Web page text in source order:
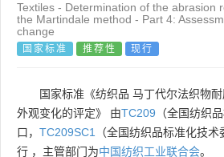
团体标准 企业标准
国外标准 技术委员会
Textiles - Determination of the abrasion
the Martindale method - Part 4:
change
国家标准 推荐性 现行
国家标准《纺织品 马丁代尔法织物耐
外观变化的评定》 由TC209 （全国纺织
口， TC209SC1
（全国纺织品标准化技
行 ，主管部门为中国纺织工业联合会。